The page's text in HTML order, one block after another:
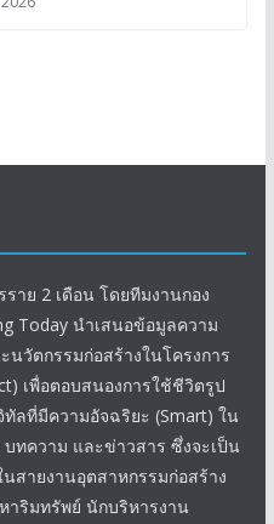
ราย 2 เดือน โดยทีมงานกอง
Today นำเสนอข้อมูลความ
นวัตกรรมก่อสร้างในโครงการ
เพื่อตอบสนองการใช้ชีวิตรูป
ลที่มีความอัจฉริยะ (Smart) ใน
ทความ และข่าวสาร ซึ่งจะเป็น
สายงานอุตสาหกรรมก่อสร้าง
ริมทรัพย์ นักบริหารงาน